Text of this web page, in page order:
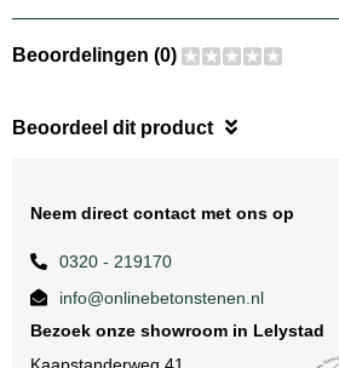
Beoordelingen (0)
Beoordeel dit product
Neem direct contact met ons op
0320 - 219170
info@onlinebetonstenen.nl
Bezoek onze showroom in Lelystad